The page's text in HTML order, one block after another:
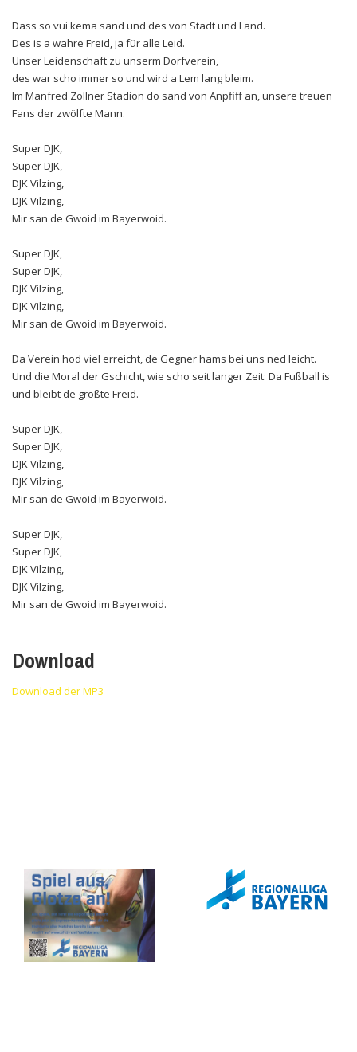
Dass so vui kema sand und des von Stadt und Land.
Des is a wahre Freid, ja für alle Leid.
Unser Leidenschaft zu unserm Dorfverein,
des war scho immer so und wird a Lem lang bleim.
Im Manfred Zollner Stadion do sand von Anpfiff an, unsere treuen
Fans der zwölfte Mann.
Super DJK,
Super DJK,
DJK Vilzing,
DJK Vilzing,
Mir san de Gwoid im Bayerwoid.
Super DJK,
Super DJK,
DJK Vilzing,
DJK Vilzing,
Mir san de Gwoid im Bayerwoid.
Da Verein hod viel erreicht, de Gegner hams bei uns ned leicht.
Und die Moral der Gschicht, wie scho seit langer Zeit: Da Fußball is
und bleibt de größte Freid.
Super DJK,
Super DJK,
DJK Vilzing,
DJK Vilzing,
Mir san de Gwoid im Bayerwoid.
Super DJK,
Super DJK,
DJK Vilzing,
DJK Vilzing,
Mir san de Gwoid im Bayerwoid.
Download
Download der MP3